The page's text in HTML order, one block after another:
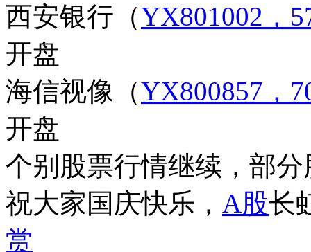
西安银行 （YX801002，
开盘
海信视像 （YX800857，
开盘
个别股票行情继续，部
祝大家国庆快乐， A股长
赏